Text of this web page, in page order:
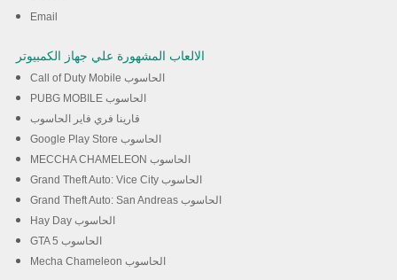
Email
الالعاب المشهورة علي جهاز الكمبيوتر
Call of Duty Mobile الحاسوب
PUBG MOBILE الحاسوب
قارينا فري فاير الحاسوب
Google Play Store الحاسوب
MECCHA CHAMELEON الحاسوب
Grand Theft Auto: Vice City الحاسوب
Grand Theft Auto: San Andreas الحاسوب
Hay Day الحاسوب
GTA 5 الحاسوب
Mecha Chameleon الحاسوب